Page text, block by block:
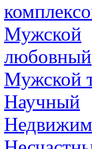
Мужской
любовный
Мужской
Научный